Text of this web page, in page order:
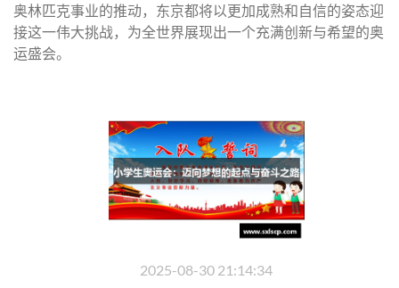
奥林匹克事业的推动，东京都将以更加成熟和自信的姿态迎
接这一伟大挑战，为全世界展现出一个充满创新与希望的奥
运盛会。
2025-08-30 21:14:34